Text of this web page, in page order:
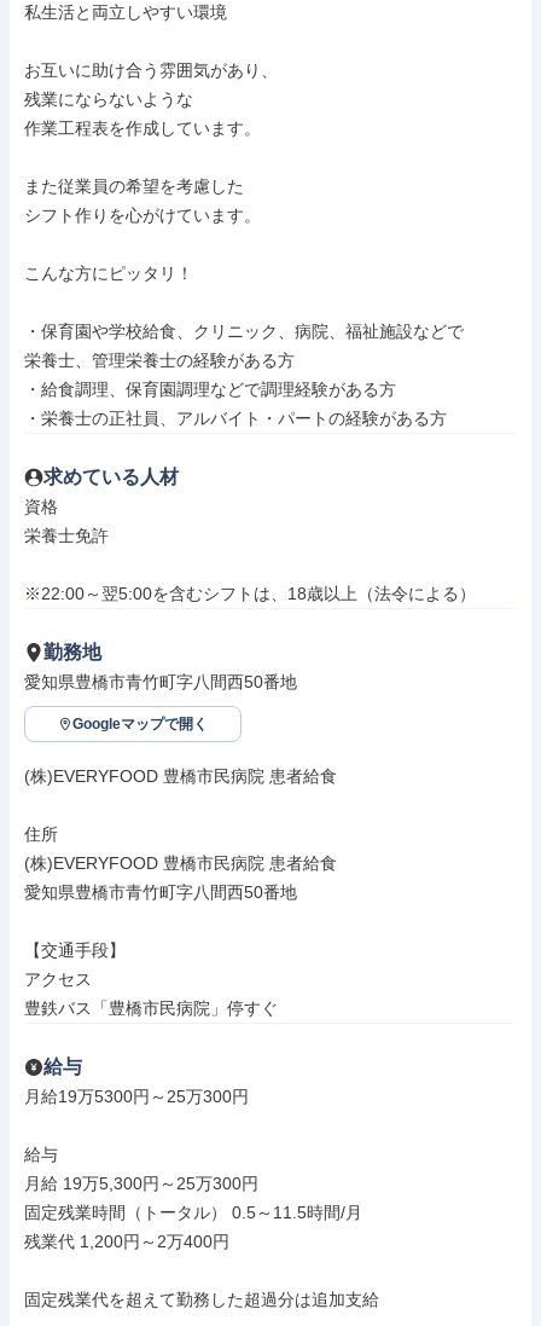
私生活と両立しやすい環境
お互いに助け合う雰囲気があり、
残業にならないような
作業工程表を作成しています。
また従業員の希望を考慮した
シフト作りを心がけています。
こんな方にピッタリ！
・保育園や学校給食、クリニック、病院、福祉施設などで
栄養士、管理栄養士の経験がある方
・給食調理、保育園調理などで調理経験がある方
・栄養士の正社員、アルバイト・パートの経験がある方
求めている人材
資格
栄養士免許
※22:00～翌5:00を含むシフトは、18歳以上（法令による）
勤務地
愛知県豊橋市青竹町字八間西50番地
Googleマップで開く
(株)EVERYFOOD 豊橋市民病院 患者給食
住所
(株)EVERYFOOD 豊橋市民病院 患者給食
愛知県豊橋市青竹町字八間西50番地
【交通手段】
アクセス
豊鉄バス「豊橋市民病院」停すぐ
給与
月給19万5300円～25万300円
給与
月給 19万5,300円～25万300円
固定残業時間（トータル） 0.5～11.5時間/月
残業代 1,200円～2万400円
固定残業代を超えて勤務した超過分は追加支給